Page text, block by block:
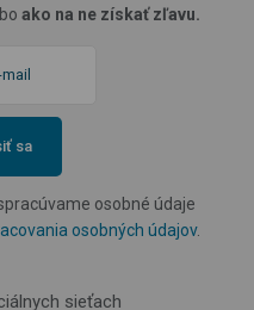
ako na ne získať zľavu.
sa
osobné údaje
osobných údajov.
sieťach